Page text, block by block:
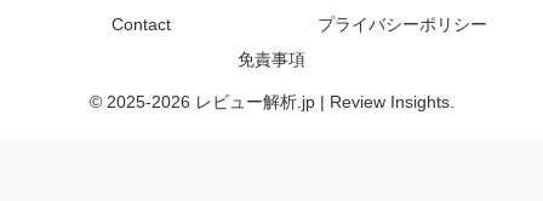
Contact
プライバシーポリシー
免責事項
© 2025-2026 レビュー解析.jp | Review Insights.